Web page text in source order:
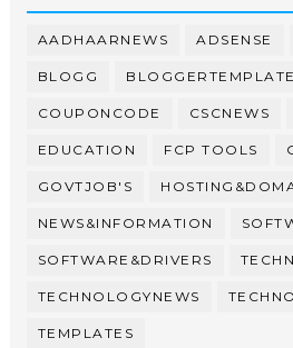
AADHAARNEWS ADSENSE
BLOGG BLOGGERTEMPLATE
COUPONCODE CSCNEWS
EDUCATION FCP TOOLS
GOVTJOB'S
NEWS&INFORMATION
SOFTWARE&DRIVERS
TECHNOLOGYNEWS
TEMPLATES